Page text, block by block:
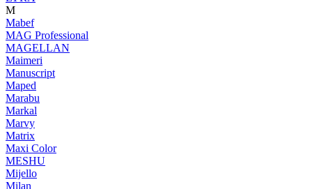
M
Mabef
MAG Professional
MAGELLAN
Maimeri
Manuscript
Maped
Marabu
Markal
Marvy
Matrix
Maxi Color
MESHU
Mijello
Milan